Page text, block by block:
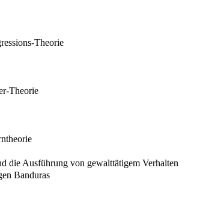
Theorie
Theorie
die Ausführung von gewalttätigem Verhalten
Banduras